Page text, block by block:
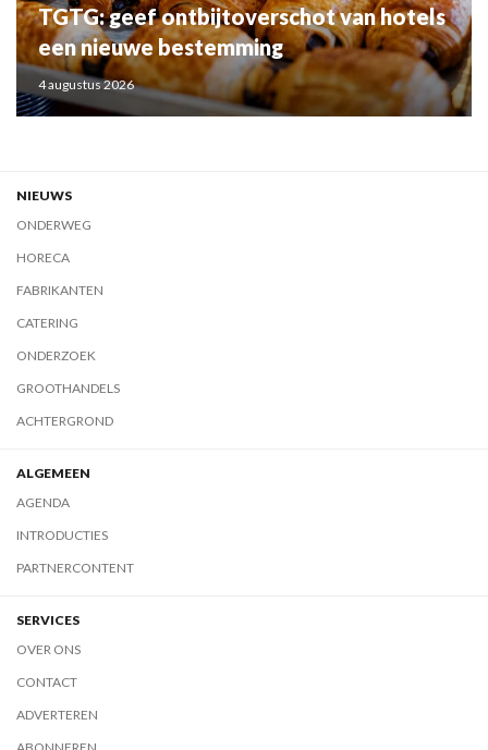
TGTG: geef ontbijtoverschot van hotels
een nieuwe bestemming
4 augustus 2026
NIEUWS
ONDERWEG
HORECA
FABRIKANTEN
CATERING
ONDERZOEK
GROOTHANDELS
ACHTERGROND
ALGEMEEN
AGENDA
INTRODUCTIES
PARTNERCONTENT
SERVICES
OVER ONS
CONTACT
ADVERTEREN